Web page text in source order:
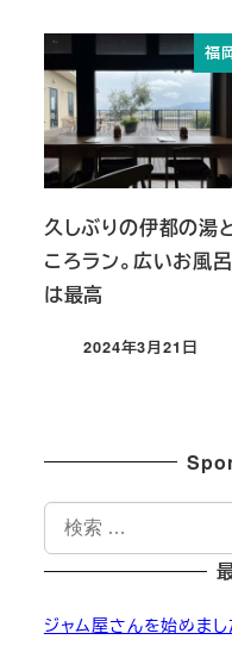
福
久しぶりの伊都の湯
ころラン。広いお風呂
は最高
投稿日
2024年3月21日
索
ジャム屋さんを始めまし